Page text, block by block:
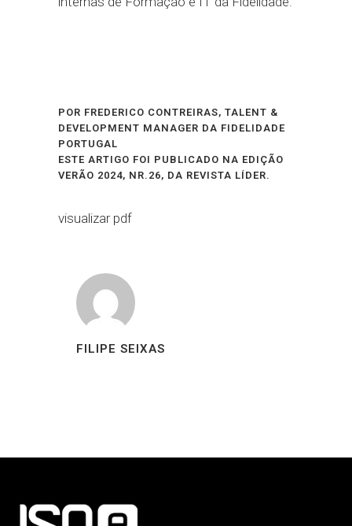
POR FREDERICO CONTREIRAS, TALENT &
DEVELOPMENT MANAGER DA FIDELIDADE
PORTUGAL
ESTE ARTIGO FOI PUBLICADO NA EDIÇÃO
VERÃO 2024, NR.26, DA REVISTA LÍDER.
visualizar pdf
FILIPE SEIXAS